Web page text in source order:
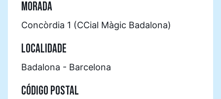
MORADA
Concòrdia 1 (CCial Màgic Badalona)
LOCALIDADE
Badalona - Barcelona
CÓDIGO POSTAL